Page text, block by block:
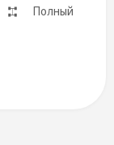
Полный